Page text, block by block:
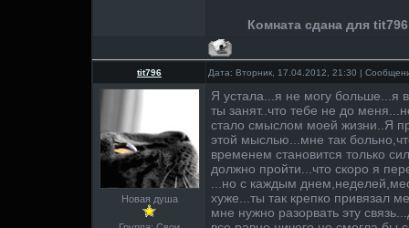
Комната сдана для
tit796 Дата: Вторник, 17.04.2012, 21:30 |
Новая душа
Я устала...я не могу больше...я
ты занят..что тебе не до
стало смыслом моей жизни..Я
этой мыслью...мне так
временем становится только
должно пройти...что скоро я
...но с каждым
хуже...ты так крепко привязал
мне нужно разорвать эту